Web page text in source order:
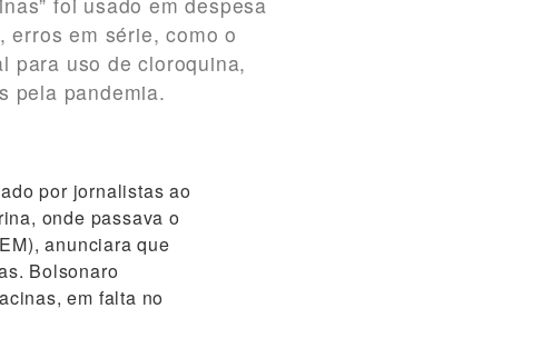
erros em série, como o
para uso de cloroquina,
pela pandemia.
por jornalistas ao
onde passava o
anunciara que
Bolsonaro
em falta no